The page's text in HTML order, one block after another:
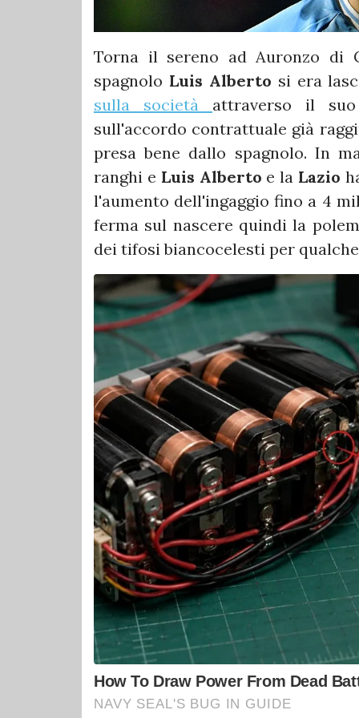
Torna il sereno ad Auronzo di
spagnolo Luis Alberto si era
sulla società attraverso il
sull'accordo contrattuale già
presa bene dallo spagnolo. In
ranghi e Luis Alberto e la Lazio
l'aumento dell'ingaggio fino a 4
ferma sul nascere quindi la
dei tifosi biancocelesti per